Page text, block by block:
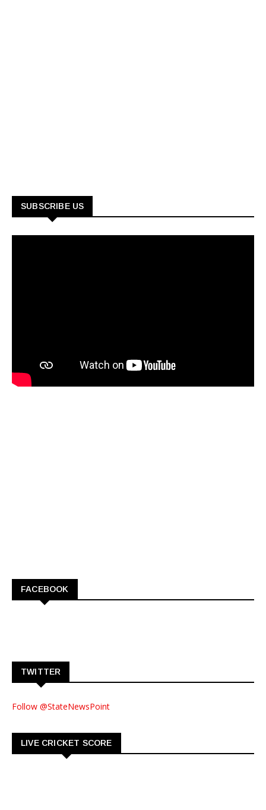
SUBSCRIBE US
FACEBOOK
TWITTER
Follow @StateNewsPoint
LIVE CRICKET SCORE